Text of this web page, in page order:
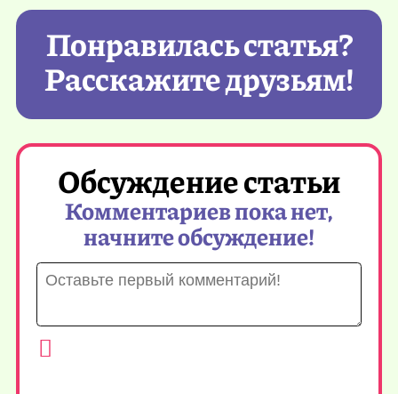
Понравилась статья?
Расскажите друзьям!
Обсуждение статьи
Комментариев пока нет,
начните обсуждение!